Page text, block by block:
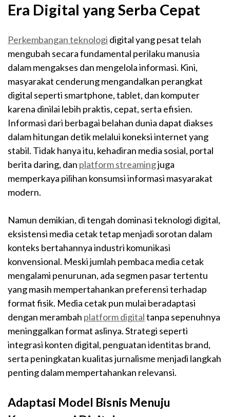
Era Digital yang Serba Cepat
Perkembangan teknologi digital yang pesat telah
mengubah secara fundamental perilaku manusia
dalam mengakses dan mengelola informasi. Kini,
masyarakat cenderung mengandalkan perangkat
digital seperti smartphone, tablet, dan komputer
karena dinilai lebih praktis, cepat, serta efisien.
Informasi dari berbagai belahan dunia dapat diakses
dalam hitungan detik melalui koneksi internet yang
stabil. Tidak hanya itu, kehadiran media sosial, portal
berita daring, dan platform streamingjuga
memperkaya pilihan konsumsi informasi masyarakat
modern.
Namun demikian, di tengah dominasi teknologi digital,
eksistensi media cetak tetap menjadi sorotan dalam
konteks bertahannya industri komunikasi
konvensional. Meski jumlah pembaca media cetak
mengalami penurunan, ada segmen pasar tertentu
yang masih mempertahankan preferensi terhadap
format fisik. Media cetak pun mulai beradaptasi
dengan merambah platform digitaltanpa sepenuhnya
meninggalkan format aslinya. Strategi seperti
integrasi konten digital, penguatan identitas brand,
serta peningkatan kualitas jurnalisme menjadi langkah
penting dalam mempertahankan relevansi.
Adaptasi Model Bisnis Menuju